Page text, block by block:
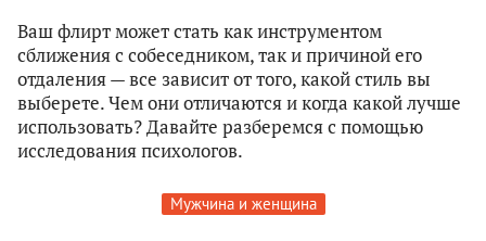
Ваш флирт может стать как инструментом
сближения с собеседником, так и причиной его
отдаления — все зависит от того, какой стиль вы
выберете. Чем они отличаются и когда какой лучше
использовать? Давайте разберемся с помощью
исследования психологов.
Мужчина и женщина